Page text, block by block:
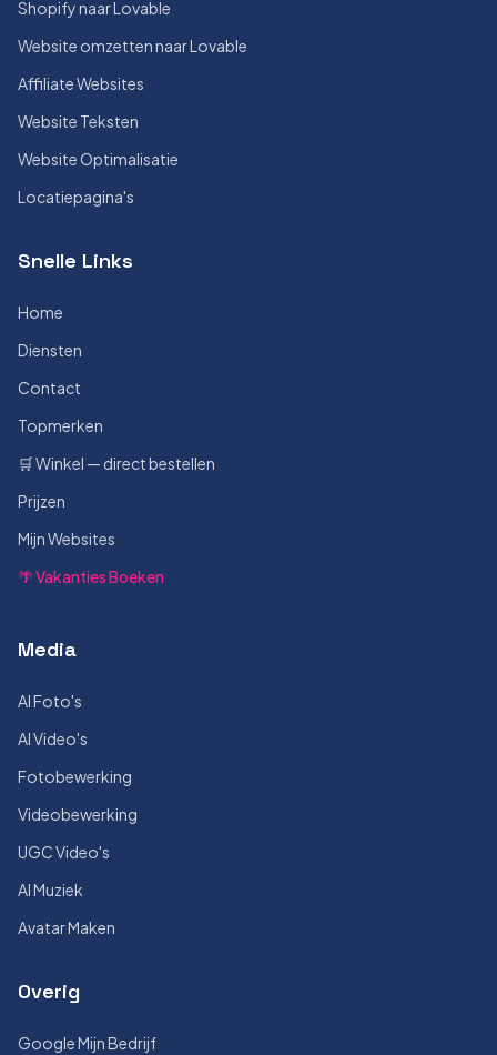
Shopify naar Lovable
Website omzetten naar Lovable
Affiliate Websites
Website Teksten
Website Optimalisatie
Locatiepagina's
Snelle Links
Home
Diensten
Contact
Topmerken
🛒 Winkel — direct bestellen
Prijzen
Mijn Websites
🌴 Vakanties Boeken
Media
AI Foto's
AI Video's
Fotobewerking
Videobewerking
UGC Video's
AI Muziek
Avatar Maken
Overig
Google Mijn Bedrijf